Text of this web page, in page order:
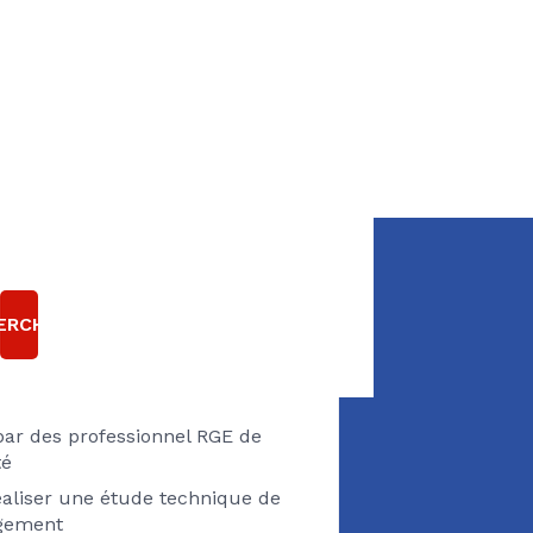
RÉNOVATION
?
des professionnel RGE de
une étude technique de